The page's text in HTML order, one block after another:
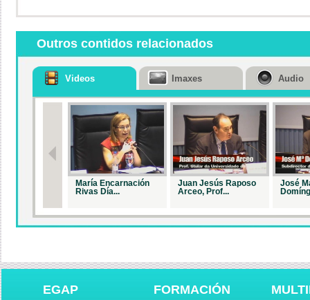
Outros contidos relacionados
Videos
María Encarnación
Rivas Día...
Juan Jesús Raposo
Arceo, Prof...
José
Imaxes Audio
EGAP FORMACIÓN